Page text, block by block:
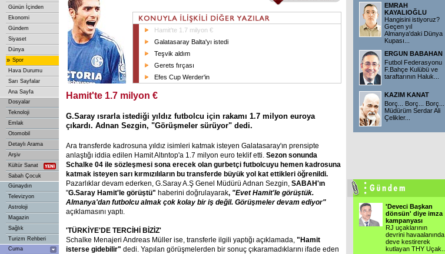
Günün İçinden
Ekonomi
Gündem
Siyaset
Dünya
» Spor
Hava Durumu
Sarı Sayfalar
Ana Sayfa
Dosyalar
Teknoloji
Emlak
Otomobil
Detaylı Arama
Arşiv
Kültür Sanat
Sabah Çocuk
Günaydın
Televizyon
Astroloji
Magazin
Sağlık
Turizm Rehberi
Cuma
Hamit'te 1.7 milyon €
Galatasaray Balta'yı istedi
Teşvik aldım
Gerets fırçası
Efes Cup Werder'in
Hamit'te 1.7 milyon €
G.Saray ısrarla istediği yıldız futbolcu için rakamı 1.7 milyon euroya
çıkardı. Adnan Sezgin, "Görüşmeler sürüyor" dedi.
Ara transferde kadrosuna yıldız isimleri katmak isteyen Galatasaray'ın prensipte
anlaştığı iddia edilen Hamit Altıntop'a 1.7 milyon euro teklif etti. Sezon sonunda
Schalke 04 ile sözleşmesi sona erecek olan gurbetçi futbolcuyu hemen kadrosuna
katmak isteyen sarı kırmızılıların bu transferde büyük yol kat ettikleri öğrenildi.
Pazarlıklar devam ederken, G.Saray A.Ş Genel Müdürü Adnan Sezgin, SABAH'ın
"G.Saray Hamit'le görüştü" haberini doğrulayarak, "Evet Hamit'le görüştük.
Almanya'dan futbolcu almak çok kolay bir iş değil. Görüşmeler devam ediyor"
açıklamasını yaptı.
'TÜRKİYE'DE TERCİHİ BİZİZ'
Schalke Menajeri Andreas Müller ise, transferle ilgili yaptığı açıklamada, "Hamit
isterse gidebilir" dedi. Yapılan görüşmelerden bir sonuç çıkaramadıklarını ifade eden
EMRAH
KAYALIOĞLU
Hangisini istiyoruz?
Geçen yıl
Almanya'daki Dünya
Kupası...
ERGUN BABAHAN
Futbol Federasyonu
F.Bahçe Kulübü ve
taraftarının Haluk...
KAZIM KANAT
Borç... Borç... Borç...
Müdürüm Serdar Ali
Çelikler...
'Deveci Başkan
dönsün' diye imza
kampanyası
RJ uçaklarının
devrini havaalanında
deve kestirerek
kutlayan THY Uçak...